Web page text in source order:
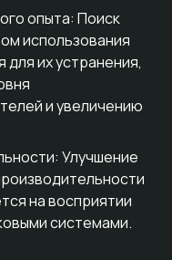
опыта: Поиск
использования
их устранения,
и увеличению
Улучшение
на восприятии
системами.